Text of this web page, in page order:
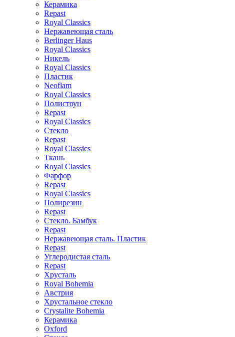
Керамика
Repast
Royal Classics
Нержавеющая сталь
Berlinger Haus
Royal Classics
Никель
Royal Classics
Пластик
Neoflam
Royal Classics
Полистоун
Repast
Royal Classics
Стекло
Repast
Royal Classics
Ткань
Royal Classics
Фарфор
Repast
Royal Classics
Полирезин
Repast
Стекло. Бамбук
Repast
Нержавеющая сталь. Пластик
Repast
Углеродистая сталь
Repast
Хрусталь
Royal Bohemia
Австрия
Хрустальное стекло
Crystalite Bohemia
Керамика
Oxford